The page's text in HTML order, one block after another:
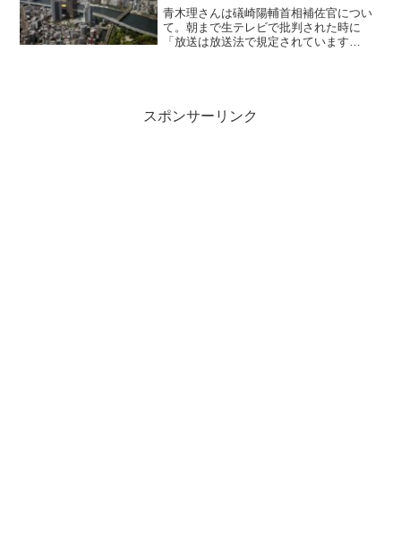
青木理さんは礒崎陽輔首相補佐官につい
て。朝まで生テレビで批判された時に
「放送は放送法で規定されています
スポンサーリンク